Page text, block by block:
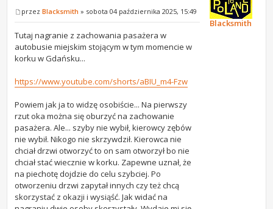
przezBlacksmith » sobota 04 października 2025, 15:49
Tutaj nagranie z zachowania pasażera w
autobusie miejskim stojącym w tym momencie w
korku w Gdańsku...
https://www.youtube.com/shorts/aBIU_m4-Fzw
Powiem jak ja to widzę osobiście... Na pierwszy
rzut oka można się oburzyć na zachowanie
pasażera. Ale... szyby nie wybił, kierowcy zębów
nie wybił. Nikogo nie skrzywdził. Kierowca nie
chciał drzwi otworzyć to on sam otworzył bo nie
chciał stać wiecznie w korku. Zapewne uznał, że
na piechotę dojdzie do celu szybciej. Po
otworzeniu drzwi zapytał innych czy też chcą
skorzystać z okazji i wysiąść. Jak widać na
Blacksmith